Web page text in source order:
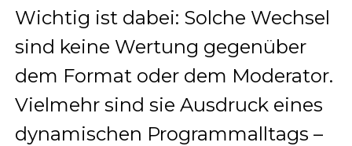
Wichtig ist dabei: Solche Wechsel
sind keine Wertung gegenüber
dem Format oder dem Moderator.
Vielmehr sind sie Ausdruck eines
dynamischen Programmalltags –